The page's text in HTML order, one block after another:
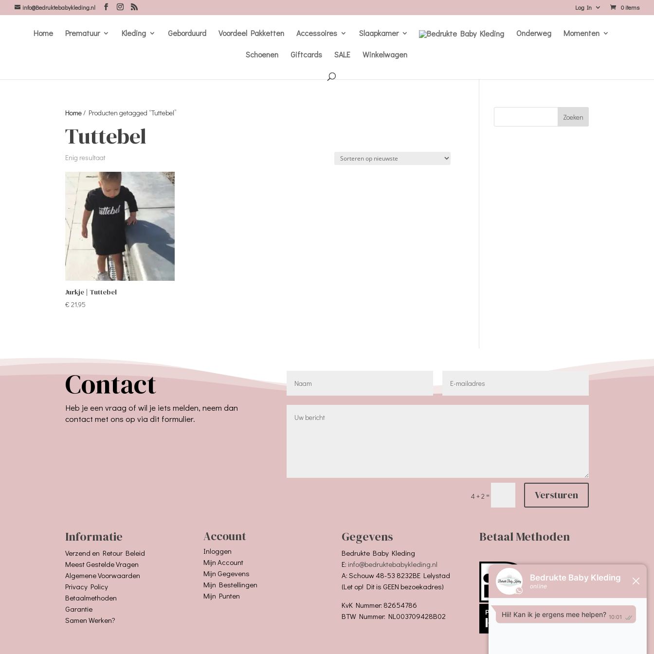
info@Bedruktebabykleding.nl Log In 0 items
Home Prematuur Kleding Geborduurd Voordeel Pakketten Accessoires Slaapkamer Onderweg Momenten
Schoenen Giftcards SALE Winkelwagen
Home/ Producten getagged “Tuttebel”
Tuttebel
Enig resultaat
Jurkje | Tuttebel
€ 21,95
Zoeken
Contact
Heb je een vraag of wil je iets melden, neem dan
contact met ons op via dit formulier.
4 + 2 = Versturen
Informatie
Verzend en Retour Beleid
Meest Gestelde Vragen
Algemene Voorwaarden
Privacy Policy
Betaalmethoden
Garantie
Samen Werken?
Account
Inloggen
Mijn Account
Mijn Gegevens
Mijn Bestellingen
Mijn Punten
Gegevens
Bedrukte Baby Kleding
E: info@bedruktebabykleding.nl
A: Schouw 48-53 8232BE Lelystad
(Let op! Dit is GEEN bezoekadres)
KvK Nummer: 82654786
BTW Nummer: NL003709428B02
Betaal Methoden